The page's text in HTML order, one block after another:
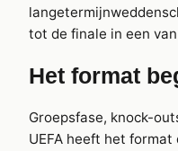
tot de finale in een
Het format
Groepsfase, knock-
UEFA heeft het